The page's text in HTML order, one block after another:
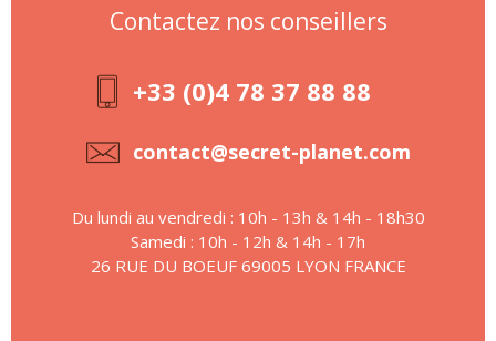
Contactez nos conseillers
+33 (0)4 78 37 88 88
contact@secret-planet.com
Du lundi au vendredi : 10h - 13h & 14h - 18h30
Samedi : 10h - 12h & 14h - 17h
26 RUE DU BOEUF 69005 LYON FRANCE